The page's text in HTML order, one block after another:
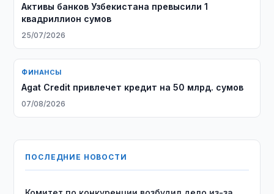
Активы банков Узбекистана превысили 1
квадриллион сумов
25/07/2026
ФИНАНСЫ
Agat Credit привлечет кредит на 50 млрд. сумов
07/08/2026
ПОСЛЕДНИЕ НОВОСТИ